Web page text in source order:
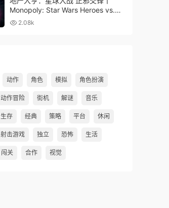
Monopoly: Star Wars Heroes vs.
Villains
2.08k
动作 角色 模拟 角色扮演
动作冒险 街机 解谜 音乐
生存 经典 策略 平台 休闲
射击游戏 独立 恐怖 生活
闯关 合作 视觉